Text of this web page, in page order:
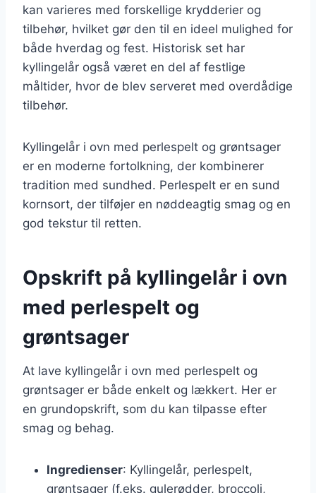
kan varieres med forskellige krydderier og
tilbehør, hvilket gør den til en ideel mulighed for
både hverdag og fest. Historisk set har
kyllingelår også været en del af festlige
måltider, hvor de blev serveret med overdådige
tilbehør.
Kyllingelår i ovn med perlespelt og grøntsager
er en moderne fortolkning, der kombinerer
tradition med sundhed. Perlespelt er en sund
kornsort, der tilføjer en nøddeagtig smag og en
god tekstur til retten.
Opskrift på kyllingelår i ovn
med perlespelt og
grøntsager
At lave kyllingelår i ovn med perlespelt og
grøntsager er både enkelt og lækkert. Her er
en grundopskrift, som du kan tilpasse efter
smag og behag.
Ingredienser: Kyllingelår, perlespelt,
grøntsager (f.eks. gulerødder, broccoli,